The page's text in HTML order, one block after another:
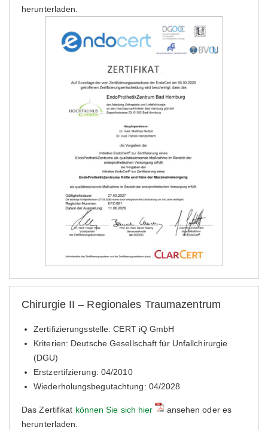
herunterladen.
Chirurgie II – Regionales Traumazentrum
Zertifizierungsstelle: CERT iQ GmbH
Kriterien: Deutsche Gesellschaft für Unfallchirurgie
(DGU)
Erstzertifzierung: 04/2010
Wiederholungsbegutachtung: 04/2028
Das Zertifikat können Sie sich hier
ansehen oder es
herunterladen.